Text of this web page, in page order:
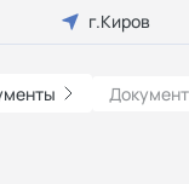
г.Киров